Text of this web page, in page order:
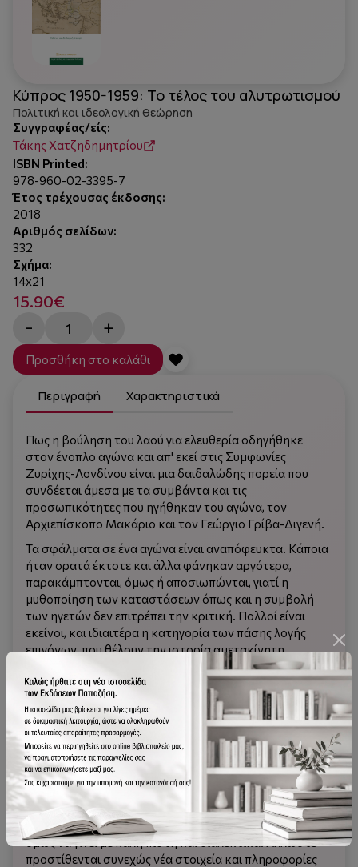
Κύπρος 1950-1959: Το τέλος του αλυτρωτισμού
Πολιτική και ιδεολογική θεώρηση
Συγγραφέας/είς:
Τάκης Χατζηδημητρίου
ISBN Printed:
978-960-02-3395-7
Έτος τρέχουσας έκδοσης:
2018
Αριθμός σελίδων:
332
Σχήμα:
14x21
15.90€
- +
Προσθήκη στο καλάθι
Περιγραφή Χαρακτηριστικά
Πως η βούληση του λαού για ελευθερία οδηγήθηκε
στον ένοπλο αγώνα και απ' εκεί στις Συμφωνίες
Ζυρίχης-Λονδίνου είναι μια δαιδαλώδης πορεία που
συνδέεται άμεσα με τα συμβάντα και τις
προσωπικότητες που ηγήθηκαν του αγώνα, τον
Αρχιεπίσκοπο Μακάριο και τον Γεώργιο Γρίβα-Διγενή.
Τα σφάλματα σε ένα αγώνα είναι αναπόφευκτα. Κάποια
ήταν ορατά έκτοτε και άλλα φάνηκαν αργότερα,
παρακάμπτονται, όμως ή αποσιωπώνται, γιατί η
μυθοποίηση των καταστάσεων όπως και η συμβολή
των ηγετών δεν επιτρέπει την κριτική. Πολλοί είναι
εκείνοι, και ιδιαιτέρα η κατηγορία των πάσης λογής
επιγόνων, που θέλουν την ιστορία αμετακίνητη,
δογματικά διατυπωμένη και τους ηγέτες στο κέντρο
του αιώνιου θαυμασμού. Όμως, ο άκριτος έπαινος του
αγώνα και η άνευ ορίων και μέτρου μυθοποίηση των
ηγετών εμπεριέχει ιδιοτελή ελατήρια, παγιδεύει τη
σκέψη, εμποδίζει τη νέα γενιά να απελευθερωθεί από το
παρελθόν και να ατενίσει το μέλλον με νέες ιδέες και
νέες προσεγγίσεις.
Υπάρχουν πολλά που πρέπει να ερευνηθούν και να
σχολιαστούν. Να υποστηριχθεί ότι αυτό μπορεί να γίνει
αντικειμενικά είναι εκτός πραγματικότητας. Μπορεί
όμως να γίνει με καλή πίστη και διαλεκτικά. Άλλωστε
προστίθενται συνεχώς νέα στοιχεία και πληροφορίες